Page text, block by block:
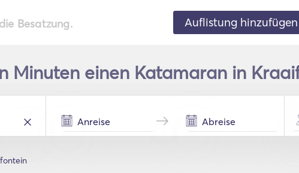
Besatzung. Auflistung hinzufügen
Minuten einen Katamaran in